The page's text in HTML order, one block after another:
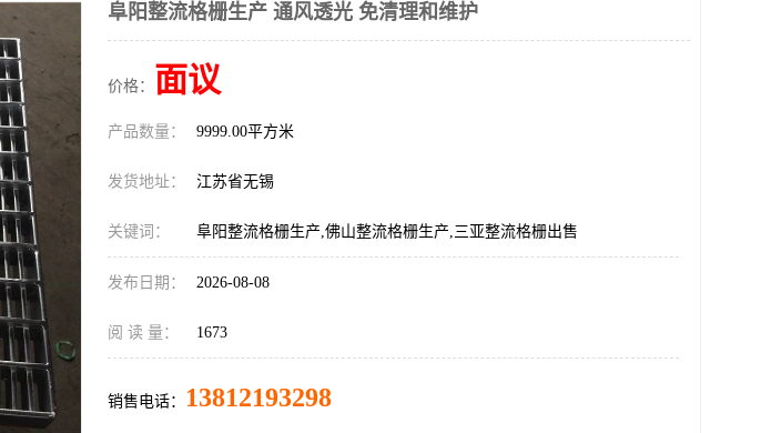
阜阳整流格栅生产 通风透光 免清理和维护
价格： 面议
产品数量： 9999.00平方米
发货地址： 江苏省无锡
关键词： 阜阳整流格栅生产,佛山整流格栅生产,三亚整流格栅出售
发布日期： 2026-08-08
阅 读 量： 1673
销售电话： 13812193298